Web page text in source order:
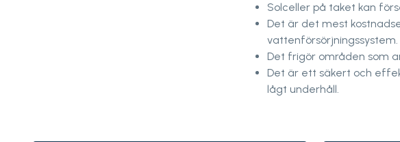
Solceller på taket kan
Det är det mest
vattenförsörjningssystem.
Det frigör områden som
Det är ett säkert och
lågt underhåll.